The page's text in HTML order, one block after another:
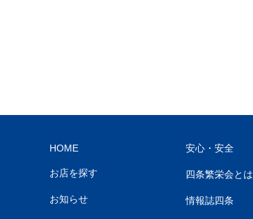
HOME
お店を探す
お知らせ
安心・安全
四条繁栄会とは
情報誌四条